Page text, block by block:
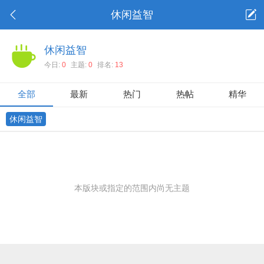
休闲益智
休闲益智
今日: 0 主题: 0 排名: 13
全部 最新 热门 热帖 精华
休闲益智
本版块或指定的范围内尚无主题